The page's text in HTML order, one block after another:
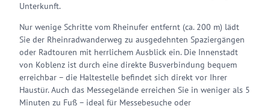
Unterkunft.
Nur wenige Schritte vom Rheinufer entfernt (ca. 200 m) lädt
Sie der Rheinradwanderweg zu ausgedehnten Spaziergängen
oder Radtouren mit herrlichem Ausblick ein. Die Innenstadt
von Koblenz ist durch eine direkte Busverbindung bequem
erreichbar – die Haltestelle befindet sich direkt vor Ihrer
Haustür. Auch das Messegelände erreichen Sie in weniger als 5
Minuten zu Fuß – ideal für Messebesuche oder